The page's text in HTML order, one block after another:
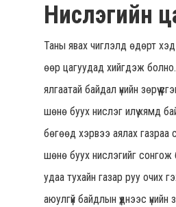
Нислэгийн
Таны явах чиглэлд өдөрт
өөр цагуудад хийгдэж
ялгаатай байдал үнийн зөрүү
шөнө буух нислэг илүү хямд
бөгөөд хэрвээ аялах газраа
шөнө буух нислэгийг сонгож
удаа тухайн газар руу очих
аюулгүй байдлын үүднээс үнийн